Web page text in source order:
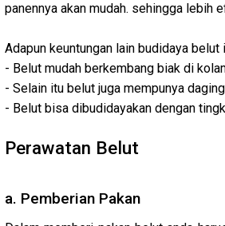
panennya akan mudah. sehingga lebih
Adapun keuntungan lain budidaya belut
- Belut mudah berkembang biak di
- Selain itu belut juga mempunya
- Belut bisa dibudidayakan dengan
Perawatan Belut
a. Pemberian Pakan